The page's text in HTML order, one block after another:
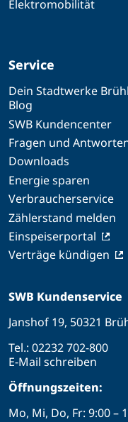
Elektromobilität
Service
Dein Stadtwerke
Blog
SWB Kundencenter
Fragen und
Downloads
Energie sparen
Verbraucherservice
Zählerstand melden
Einspeiserportal
Verträge kündigen
SWB Kundenservice
Janshof 19, 50321
Tel.: 02232 702-800
E-Mail schreiben
Öffnungszeiten:
Mo, Mi, Do, Fr: 9:00 –